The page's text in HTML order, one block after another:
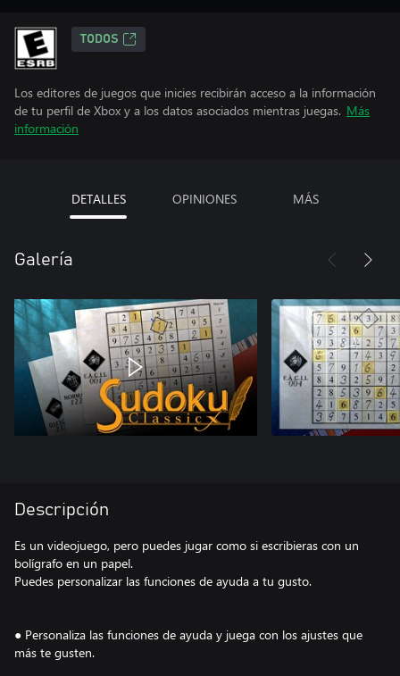
TODOS
Los editores de juegos que inicies recibirán acceso a la información
de tu perfil de Xbox y a los datos asociados mientras juegas. Más
información
DETALLES OPINIONES MÁS
Galería
Descripción
Es un videojuego, pero puedes jugar como si escribieras con un
bolígrafo en un papel.
Puedes personalizar las funciones de ayuda a tu gusto.
● Personaliza las funciones de ayuda y juega con los ajustes que
más te gusten.